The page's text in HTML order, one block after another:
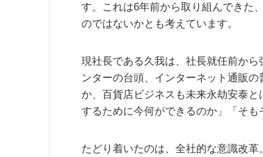
す。これは6年前から取り組んできた
のではないかとも考えています。
現社長である久我は、社長就任前か
ンターの台頭、インターネット通販
か、百貨店ビジネスも未来永劫安泰
するために今何ができるのか」「そも
たどり着いたのは、全社的な意識改